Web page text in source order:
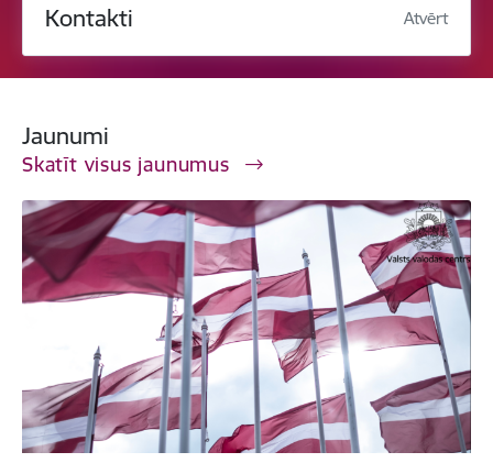
Kontakti Atvērt
Jaunumi
Skatīt visus jaunumus